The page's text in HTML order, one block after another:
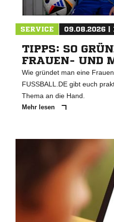
SERVICE 09.08.2026 |
TIPPS: SO
FRAUEN- UND
Wie gründet man eine
FUSSBALL.DE gibt euch
Thema an die Hand.
Mehr lesen